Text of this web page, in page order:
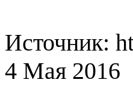
Источник:
4 Мая 2016